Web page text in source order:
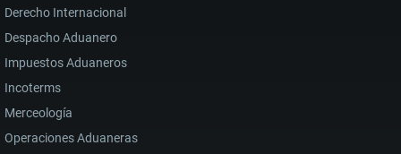
Derecho Internacional
Despacho Aduanero
Impuestos Aduaneros
Incoterms
Merceología
Operaciones Aduaneras